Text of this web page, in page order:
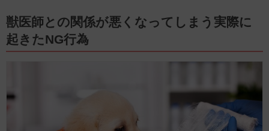
獣医師との関係が悪くなってしまう実際に
起きたNG行為